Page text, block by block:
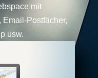
mit
Email-Postfächer,
usw.